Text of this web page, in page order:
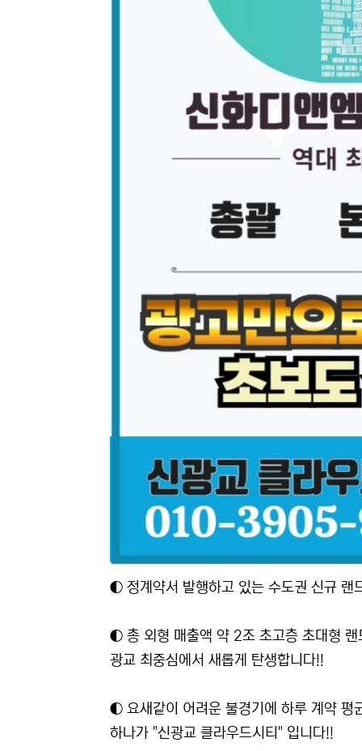
◐ 정계약서 발행하고 있는 수도권 신규 랜
◐ 총 외형 매출액 약 2조 초고층 초대형 랜
광교 최중심에서 새롭게 탄생합니다!!
◐ 요새같이 어려운 불경기에 하루 계약 평
하나가 "신광교 클라우드시티" 입니다!!